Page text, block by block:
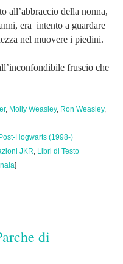
all’abbraccio della nonna,
era intento a guardare
nel muovere i piedini.
fruscio che
, Molly Weasley, Ron Weasley,
Hogwarts (1998-)
JKR, Libri di Testo
]
di